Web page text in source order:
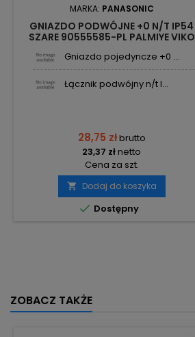
MARKA: PANASONIC
GNIAZDO PODWÓJNE +0 N/T IP54
SZARE 90555585-PL PALMIYE VIKO
Gniazdo pojedyncze +0 ...
Łącznik podwójny n/t I...
28,75 złbrutto
23,37 złnetto
Cena za szt.
 Dodaj do koszyka
 Dostępny
ZOBACZ TAKŻE